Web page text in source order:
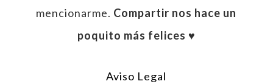
mencionarme. Compartir nos hace un
poquito más felices ♥︎
Aviso Legal